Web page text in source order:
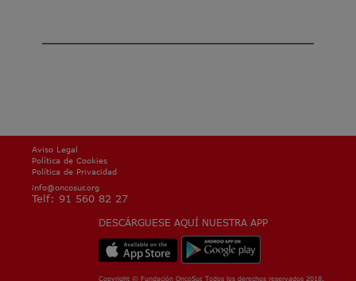
Aviso Legal
Política de Cookies
Política de Privacidad
info@oncosur.org
Telf: 91 560 82 27
DESCÁRGUESE AQUÍ NUESTRA APP
Copyright © Fundación OncoSur. Todos los derechos reservados 2018.